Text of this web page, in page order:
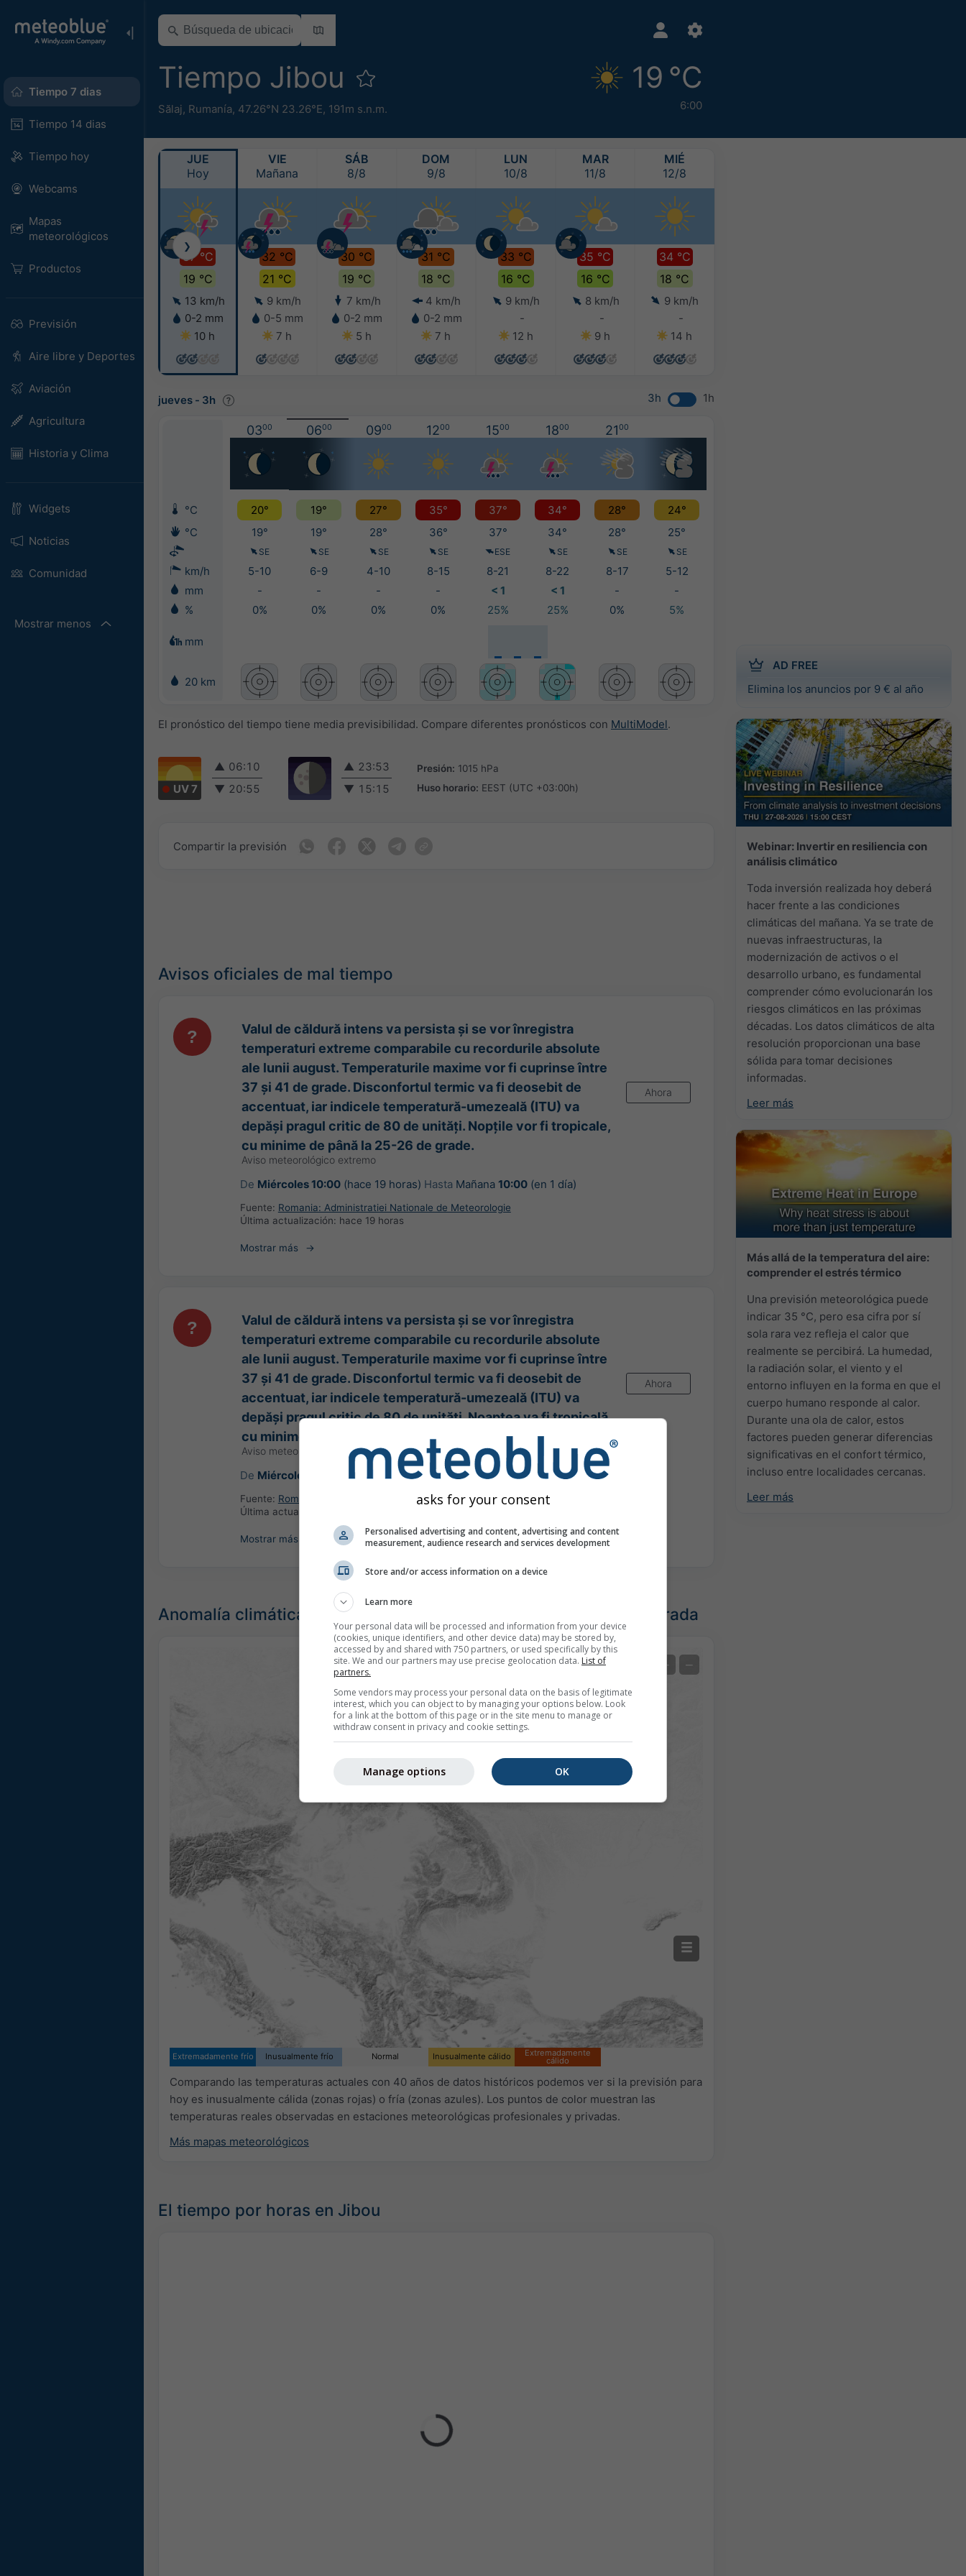
Tiempo 7 dias
Tiempo 14 dias
Tiempo hoy
Webcams
Mapas
meteorológicos
Productos
Previsión
Aire libre y Deportes
Aviación
Agricultura
Historia y Clima
Widgets
Noticias
Comunidad
Mostrar menos
Tiempo Jibou
Sălaj, Rumanía, 47.26°N 23.26°E, 191m s.n.m.
19 °C
6:00
AD FREE
Elimina los anuncios por 9 € al año
Webinar: Invertir en resiliencia con
análisis climático
Toda inversión realizada hoy deberá
hacer frente a las condiciones
climáticas del mañana. Ya se trate de
nuevas infraestructuras, la
modernización de activos o el
desarrollo urbano, es fundamental
comprender cómo evolucionarán los
riesgos climáticos en las próximas
décadas. Los datos climáticos de alta
resolución proporcionan una base
sólida para tomar decisiones
informadas.
Leer más
Más allá de la temperatura del aire:
comprender el estrés térmico
Una previsión meteorológica puede
indicar 35 °C, pero esa cifra por sí
sola rara vez refleja el calor que
realmente se percibirá. La humedad,
la radiación solar, el viento y el
entorno influyen en la forma en que el
cuerpo humano responde al calor.
Durante una ola de calor, estos
factores pueden generar diferencias
significativas en el confort térmico,
incluso entre localidades cercanas.
Leer más
JUE
Hoy
37 °C
19 °C
13 km/h
0-2 mm
10 h
VIE
Mañana
32 °C
21 °C
9 km/h
0-5 mm
7 h
SÁB
8/8
30 °C
19 °C
7 km/h
0-2 mm
5 h
DOM
9/8
31 °C
18 °C
4 km/h
0-2 mm
7 h
LUN
10/8
33 °C
16 °C
9 km/h
-
12 h
MAR
11/8
35 °C
16 °C
8 km/h
-
9 h
MIÉ
12/8
34 °C
18 °C
9 km/h
-
14 h
❯
jueves - 3h 3h 1h
0300 0600 0900 1200 1500 1800 2100
°C 20° 19° 27° 35° 37° 34° 28°
24°
°C
19° 19° 28° 36° 37° 34° 28° 25°
SE SE SE SE ESE SE SE SE
km/h 5-10 6-9 4-10 8-15 8-21 8-22 8-17
5-12
mm
- - - - < 1 < 1 -
-
%
0% 0% 0% 0% 25% 25% 0% 5%
mm
20 km
El pronóstico del tiempo tiene media previsibilidad. Compare diferentes pronósticos con MultiModel.
UV 7
▲ 06:10
▼ 20:55
▲ 23:53
▼ 15:15
Presión: 1015 hPa
Huso horario: EEST (UTC +03:00h)
Compartir la previsión
Avisos oficiales de mal tiempo
Valul de căldură intens va persista și se vor înregistra
temperaturi extreme comparabile cu recordurile absolute
ale lunii august. Temperaturile maxime vor fi cuprinse între
37 și 41 de grade. Disconfortul termic va fi deosebit de
accentuat, iar indicele temperatură-umezeală (ITU) va
depăși pragul critic de 80 de unități. Nopțile vor fi tropicale,
cu minime de până la 25-26 de grade.
Aviso meteorológico extremo
Ahora
De Miércoles 10:00(hace 19 horas) Hasta Mañana 10:00(en 1 día)
Fuente: Romania: Administratiei Nationale de Meteorologie
Última actualización: hace 19 horas
Mostrar más
Valul de căldură intens va persista și se vor înregistra
temperaturi extreme comparabile cu recordurile absolute
ale lunii august. Temperaturile maxime vor fi cuprinse între
37 și 41 de grade. Disconfortul termic va fi deosebit de
accentuat, iar indicele temperatură-umezeală (ITU) va
depăși pragul critic de 80 de unități. Noaptea va fi tropicală
cu minime de până la 25-26 de grade.
Aviso meteorológico extremo
Ahora
De Miércoles 10:00 (hace 19 horas) HastaHoy10:00(en 4 horas)
Fuente: Romania: Administratiei Nationale de Meteorologie
Última actualización:
Mostrar más
Anomalía climática: Tiempo inusualmente caluroso para la temporada
+ −
Extremadamente frío Inusualmente frío Normal Inusualmente cálido Extremadamente
cálido
Comparando las temperaturas actuales con 40 años de datos históricos podemos ver si la previsión para
hoy es inusualmente cálida (zonas rojas) o fría (zonas azules). Los puntos de color muestran las
temperaturas reales observadas en estaciones meteorológicas profesionales y privadas.
Más mapas meteorológicos
El tiempo por horas en Jibou
asks for your consent
Personalised advertising and content, advertising and content
measurement, audience research and services development
Store and/or access information on a device
Learn more
Your personal data will be processed and information from your device
(cookies, unique identifiers, and other device data) may be stored by,
accessed by and shared with 750 partners, or used specifically by this
site. We and our partners may use precise geolocation data. List of
partners.
Some vendors may process your personal data on the basis of legitimate
interest, which you can object to by managing your options below. Look
for a link at the bottom of this page or in the site menu to manage or
withdraw consent in privacy and cookie settings.
OK
Manage options